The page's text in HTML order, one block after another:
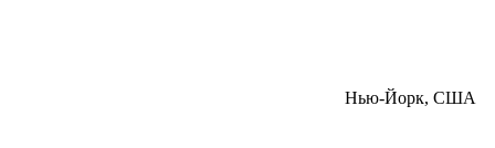
Нью-Йорк, США